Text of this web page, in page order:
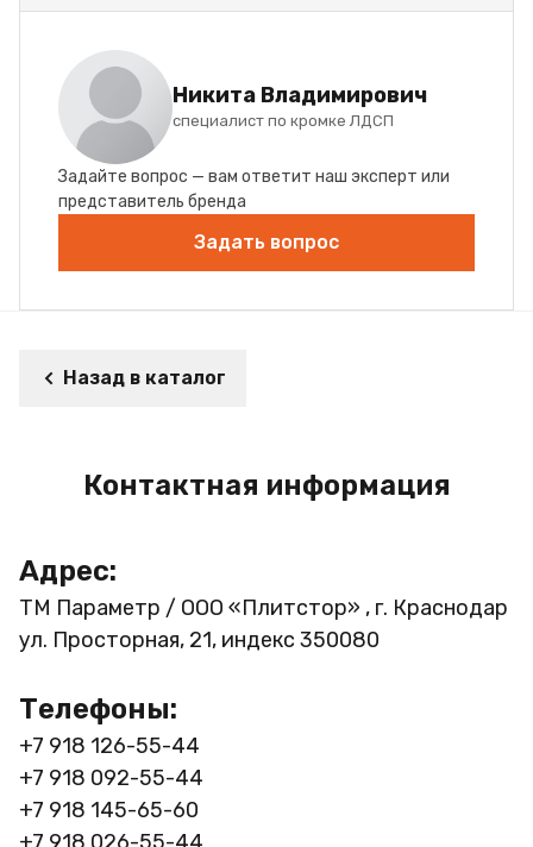
Никита Владимирович
специалист по кромке ЛДСП
Задайте вопрос — вам ответит наш эксперт или
представитель бренда
Задать вопрос
Назад в каталог
Контактная информация
Адрес:
ТМ Параметр / ООО «Плитстор» , г. Краснодар
ул. Просторная, 21, индекс 350080
Телефоны:
+7 918 126-55-44
+7 918 092-55-44
+7 918 145-65-60
+7 918 026-55-44